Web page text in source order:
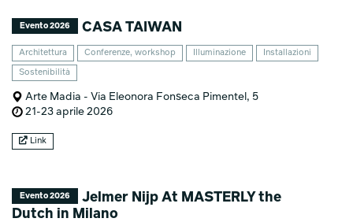
Evento 2026 CASA TAIWAN
Architettura Conferenze, workshop Illuminazione Installazioni
Sostenibilità
Arte Madia - Via Eleonora Fonseca Pimentel, 5
21-23 aprile 2026
Link
Evento 2026
Jelmer Nijp At MASTERLY the
Dutch in Milano